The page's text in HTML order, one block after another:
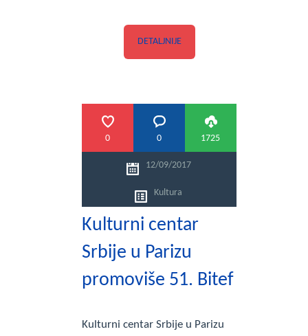
DETALJNIJE
0 0 1725
12/09/2017
Kultura
Kulturni centar
Srbije u Parizu
promoviše 51. Bitef
Kulturni centar Srbije u Parizu